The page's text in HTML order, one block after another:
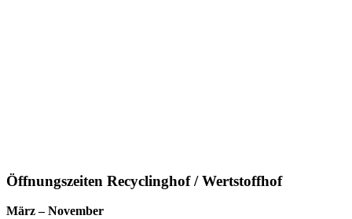
Öffnungszeiten Recyclinghof / Wertstoffhof
März – November